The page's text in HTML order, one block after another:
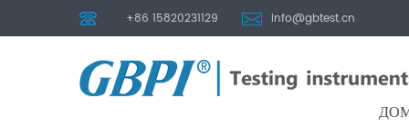
+86 15820231129 info@gbtest.cn